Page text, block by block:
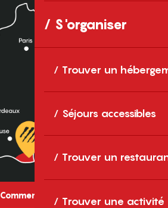
S'organiser
Trouver un
Séjours accessibles
Trouver un
Trouver une activité
Comment venir ?